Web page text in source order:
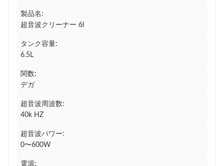
製品名:
超音波クリーナー 6l
タンク容量:
6.5L
関数:
デガ
超音波周波数:
40k HZ
超音波パワー:
0〜600W
電源: